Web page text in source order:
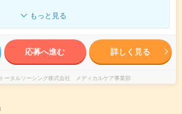
もっと見る
応募へ進む 詳しく見る
ータルソーシング株式会社 メディカルケア事業部